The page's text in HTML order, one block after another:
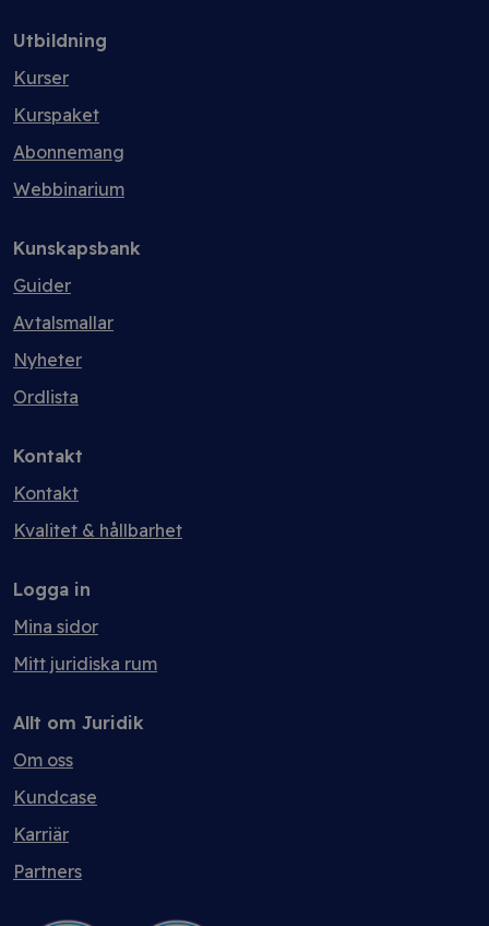
Utbildning
Kurser
Kurspaket
Abonnemang
Webbinarium
Kunskapsbank
Guider
Avtalsmallar
Nyheter
Ordlista
Kontakt
Kontakt
Kvalitet & hållbarhet
Logga in
Mina sidor
Mitt juridiska rum
Allt om Juridik
Om oss
Kundcase
Karriär
Partners